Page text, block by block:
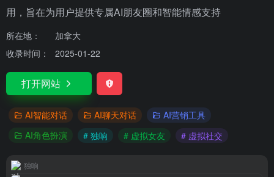
用，旨在为用户提供专属AI朋友圈和智能情感支持
所在地：
加拿大
收录时间：
2025-01-22
打开网站
AI智能对话 AI聊天对话
AI营销工具
AI角色扮演
# 独响 # 虚拟女友 # 虚拟社交
独响